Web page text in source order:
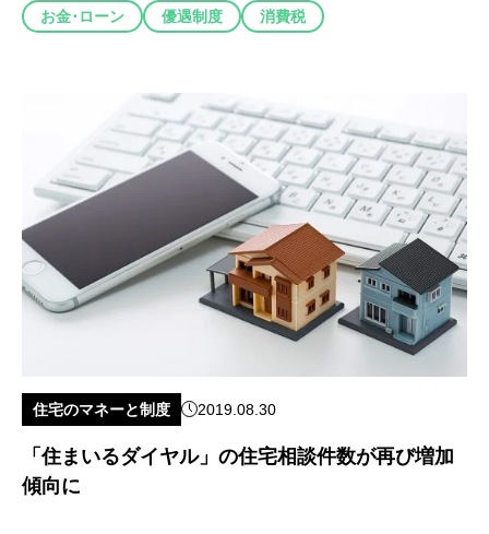
お金･ローン 優遇制度 消費税
住宅のマネーと制度 2019.08.30
「住まいるダイヤル」の住宅相談件数が再び増加
傾向に